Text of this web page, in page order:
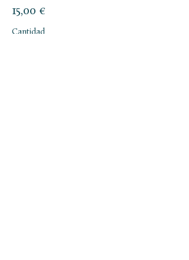
15,00 €
Cantidad